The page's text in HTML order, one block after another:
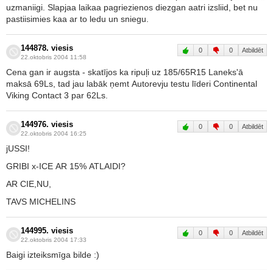
uzmaniigi. Slapjaa laikaa pagriezienos diezgan aatri izsliid, bet nu
pastiisimies kaa ar to ledu un sniegu.
144878. viesis
22.oktobris 2004 11:58
0 0 Atbildēt
Cena gan ir augsta - skatījos ka ripuļi uz 185/65R15 Laneks'ā
maksā 69Ls, tad jau labāk ņemt Autorevju testu līderi Continental
Viking Contact 3 par 62Ls.
144976. viesis
22.oktobris 2004 16:25
0 0 Atbildēt
jUSSI!
GRIBI x-ICE AR 15% ATLAIDI?
AR CIE,NU,
TAVS MICHELINS
144995. viesis
22.oktobris 2004 17:33
0 0 Atbildēt
Baigi izteiksmīga bilde :)